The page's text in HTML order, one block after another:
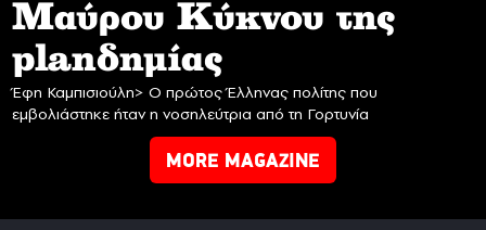
Mαύρου Κύκνου της
planδημίας
Έφη Καμπισιούλη> Ο πρώτος Έλληνας πολίτης που
εμβολιάστηκε ήταν η νοσηλεύτρια από τη Γορτυνία
MORE MAGAZINE